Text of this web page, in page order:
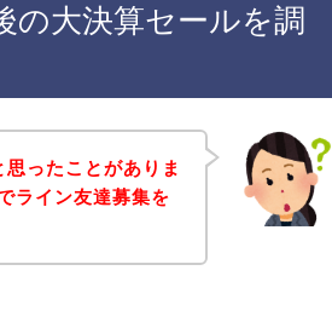
の大決算セールを調
ったことがありま
ライン友達募集を